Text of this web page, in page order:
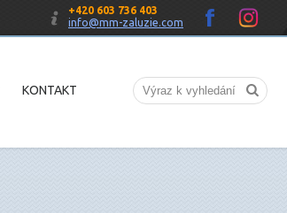
+420 603 736 403
info@mm-zaluzie.com
KONTAKT